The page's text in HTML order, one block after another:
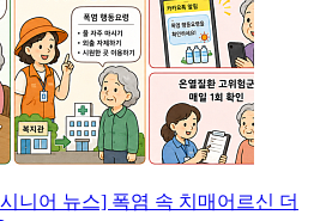
니어 뉴스] 폭염 속 치매어르신 더